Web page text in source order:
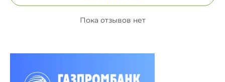
Пока отзывов нет